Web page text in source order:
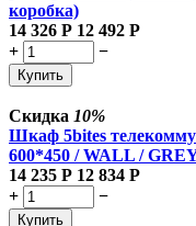
коробка)
14 326 Р 12 492 Р
+
−
Купить
Скидка 10%
Шкаф 5bites
600*450 / WALL /
14 235 Р 12 834 Р
+
−
Купить